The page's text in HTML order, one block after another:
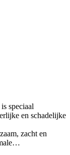
speciaal
en schadelijke
zacht en